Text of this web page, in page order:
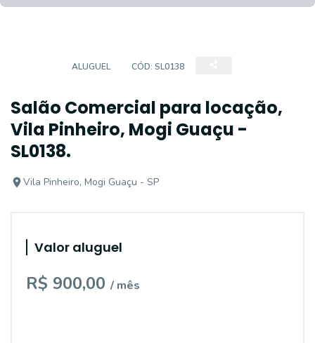
ALUGUEL CÓD: SL0138
Salão Comercial para locação,
Vila Pinheiro, Mogi Guaçu -
SL0138.
Vila Pinheiro, Mogi Guaçu - SP
Valor aluguel
R$ 900,00 / mês